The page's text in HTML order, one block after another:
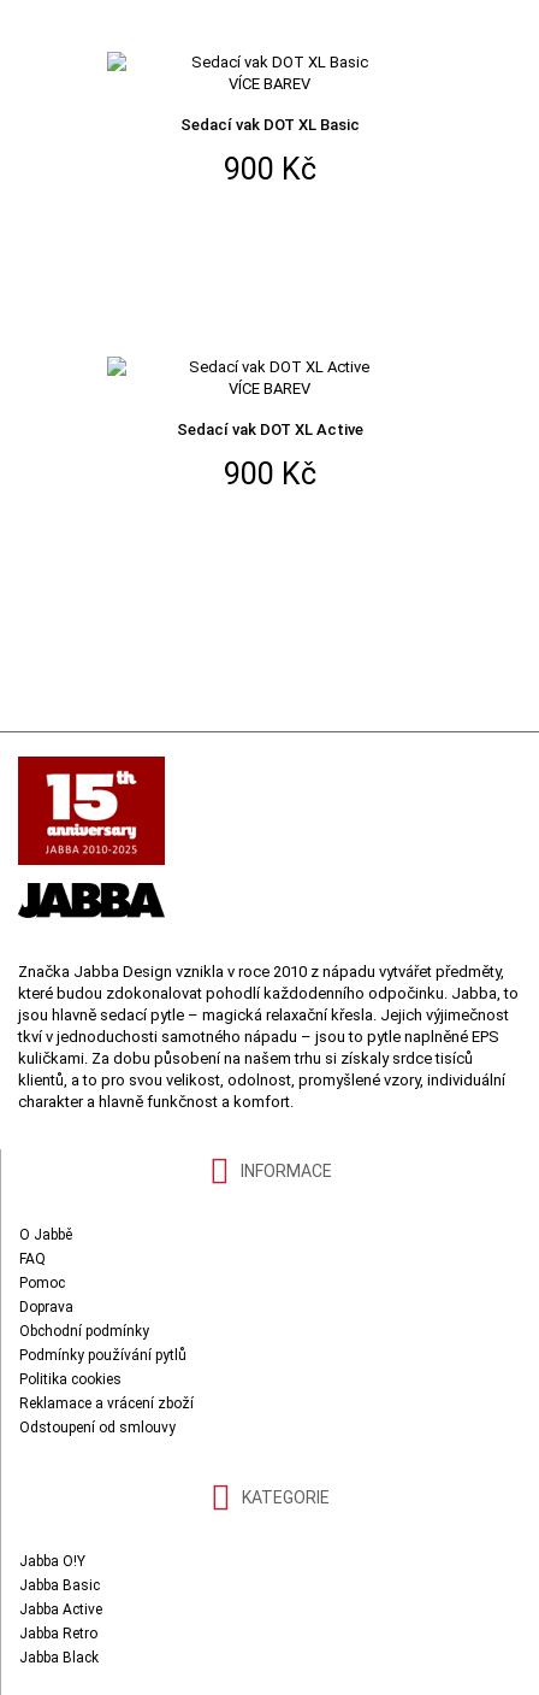
VÍCE BAREV
Sedací vak DOT XL Basic
900 Kč
VÍCE BAREV
Sedací vak DOT XL Active
900 Kč
Značka Jabba Design vznikla v roce 2010 z nápadu vytvářet předměty,
které budou zdokonalovat pohodlí každodenního odpočinku. Jabba, to
jsou hlavně sedací pytle – magická relaxační křesla. Jejich výjimečnost
tkví v jednoduchosti samotného nápadu – jsou to pytle naplněné EPS
kuličkami. Za dobu působení na našem trhu si získaly srdce tisíců
klientů, a to pro svou velikost, odolnost, promyšlené vzory, individuální
charakter a hlavně funkčnost a komfort.
INFORMACE
O Jabbě
FAQ
Pomoc
Doprava
Obchodní podmínky
Podmínky používání pytlů
Politika cookies
Reklamace a vrácení zboží
Odstoupení od smlouvy
KATEGORIE
Jabba O!Y
Jabba Basic
Jabba Active
Jabba Retro
Jabba Black